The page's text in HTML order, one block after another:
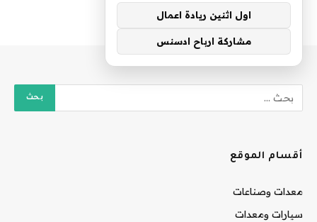
أقسام الموقع
معدات وصناعات
سيارات ومعدات
اول اثنين ريادة اعمال
مشاركة ارباح ادسنس